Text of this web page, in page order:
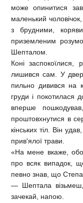
може опинитися
маленький
з брудними,
приземленим
Шепталом.
Коні заспокоїлися,
лишився сам. У
пильно дивився на
груди і покотилася
вперше
проштовхнутися в
кінських тіл. Він
прив'ялої трави.
«На мене вкаже,
про всяк випадок,
певно знав, що
— Шептала
зачекай, напою.